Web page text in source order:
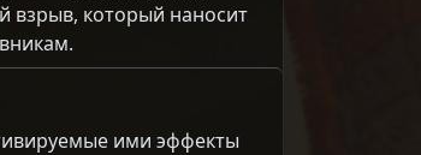
взрыв, который наносит
ими эффекты